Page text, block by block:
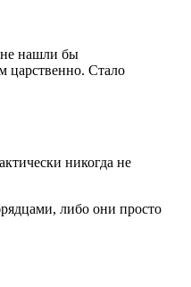
не нашли бы
царственно. Стало
никогда не
либо они просто